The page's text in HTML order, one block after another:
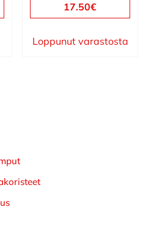
17.50€
Loppunut varastosta